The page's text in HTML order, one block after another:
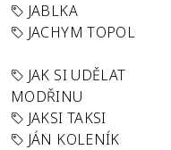
JABLKA
JACHYM TOPOL
JAK SI UDĚLAT
MODŘINU
JAKSI TAKSI
JÁN KOLENÍK